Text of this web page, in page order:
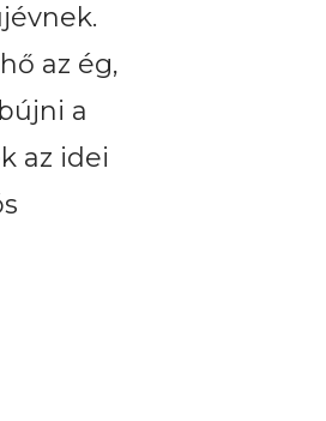
az ég,
a
az idei